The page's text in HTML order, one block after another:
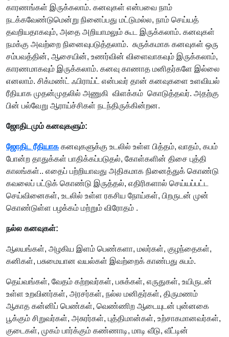
காரணங்கள் இருக்கலாம். கனவுகள் என்பவை நாம்
நடக்கவேண்டுமென்று நினைப்பது மட்டுமல்ல, நாம் செய்யத்
தவறியதாகவும், அதை அறியாமலும் கூட இருக்கலாம். கனவுகள்
நமக்கு அவற்றை நினைவுபடுத்தலாம். சுருக்கமாக கனவுகள் ஒரு
சம்பவத்தின், ஆசையின், உணர்வின் விளைவாகவும் இருக்கலாம்,
காரணமாகவும் இருக்கலாம். கனவு காணாத மனிதர்களே இல்லை
எனலாம். சிக்மண்ட் ஃபிராய்ட் என்பவர் தான் கனவுகளை உளவியல்
ரீதியாக முதன்முதலில் அணுகி விளக்கம் கொடுத்தவர். அதற்கு
பின் பல்வேறு ஆராய்ச்சிகள் நடந்திருக்கின்றன.
ஜோதிடமும் கனவுகளும்:
ஜோதிட ரீதியாக கனவுகளுக்கு உடலில் உள்ள பித்தம், வாதம், கபம்
போன்ற தாதுக்கள் பாதிக்கப்படுதல், கோள்களின் திசை புத்தி
காலங்கள்.. எதைப் பற்றியாவது அதிகமாக நினைத்துக் கொண்டு
கவலைப் பட்டுக் கொண்டு இருத்தல், எதிரிகளால் செய்யப்பட்ட
செய்வினைகள், உடலில் உள்ள ரகசிய நோய்கள், பிறருடன் முன்
கொண்டுள்ள பழக்கம் மற்றும் விரோதம் .
நல்ல கனவுகள்:
ஆலயங்கள், அழகிய இளம் பெண்களா, மலர்கள், குழந்தைகள்,
கனிகள், பசுமையான வயல்கள் இவற்றைக் காண்பது சுபம்.
தெய்வங்கள், வேதம் கற்றவர்கள், பசுக்கள், எருதுகள், உயிருடன்
உள்ள உறவினர்கள், அரசர்கள், நல்ல மனிதர்கள், திருமணம்
ஆகாத கன்னிப் பெண்கள், வெண்ணிற ஆடையுடன் புன்னகை
பூக்கும் சிறுவர்கள், அசுரர்கள், புத்திமான்கள், உற்சாகமானவர்கள்,
குடைகள், முகம் பார்க்கும் கண்ணாடி, மாடி வீடு, வீட்டின்